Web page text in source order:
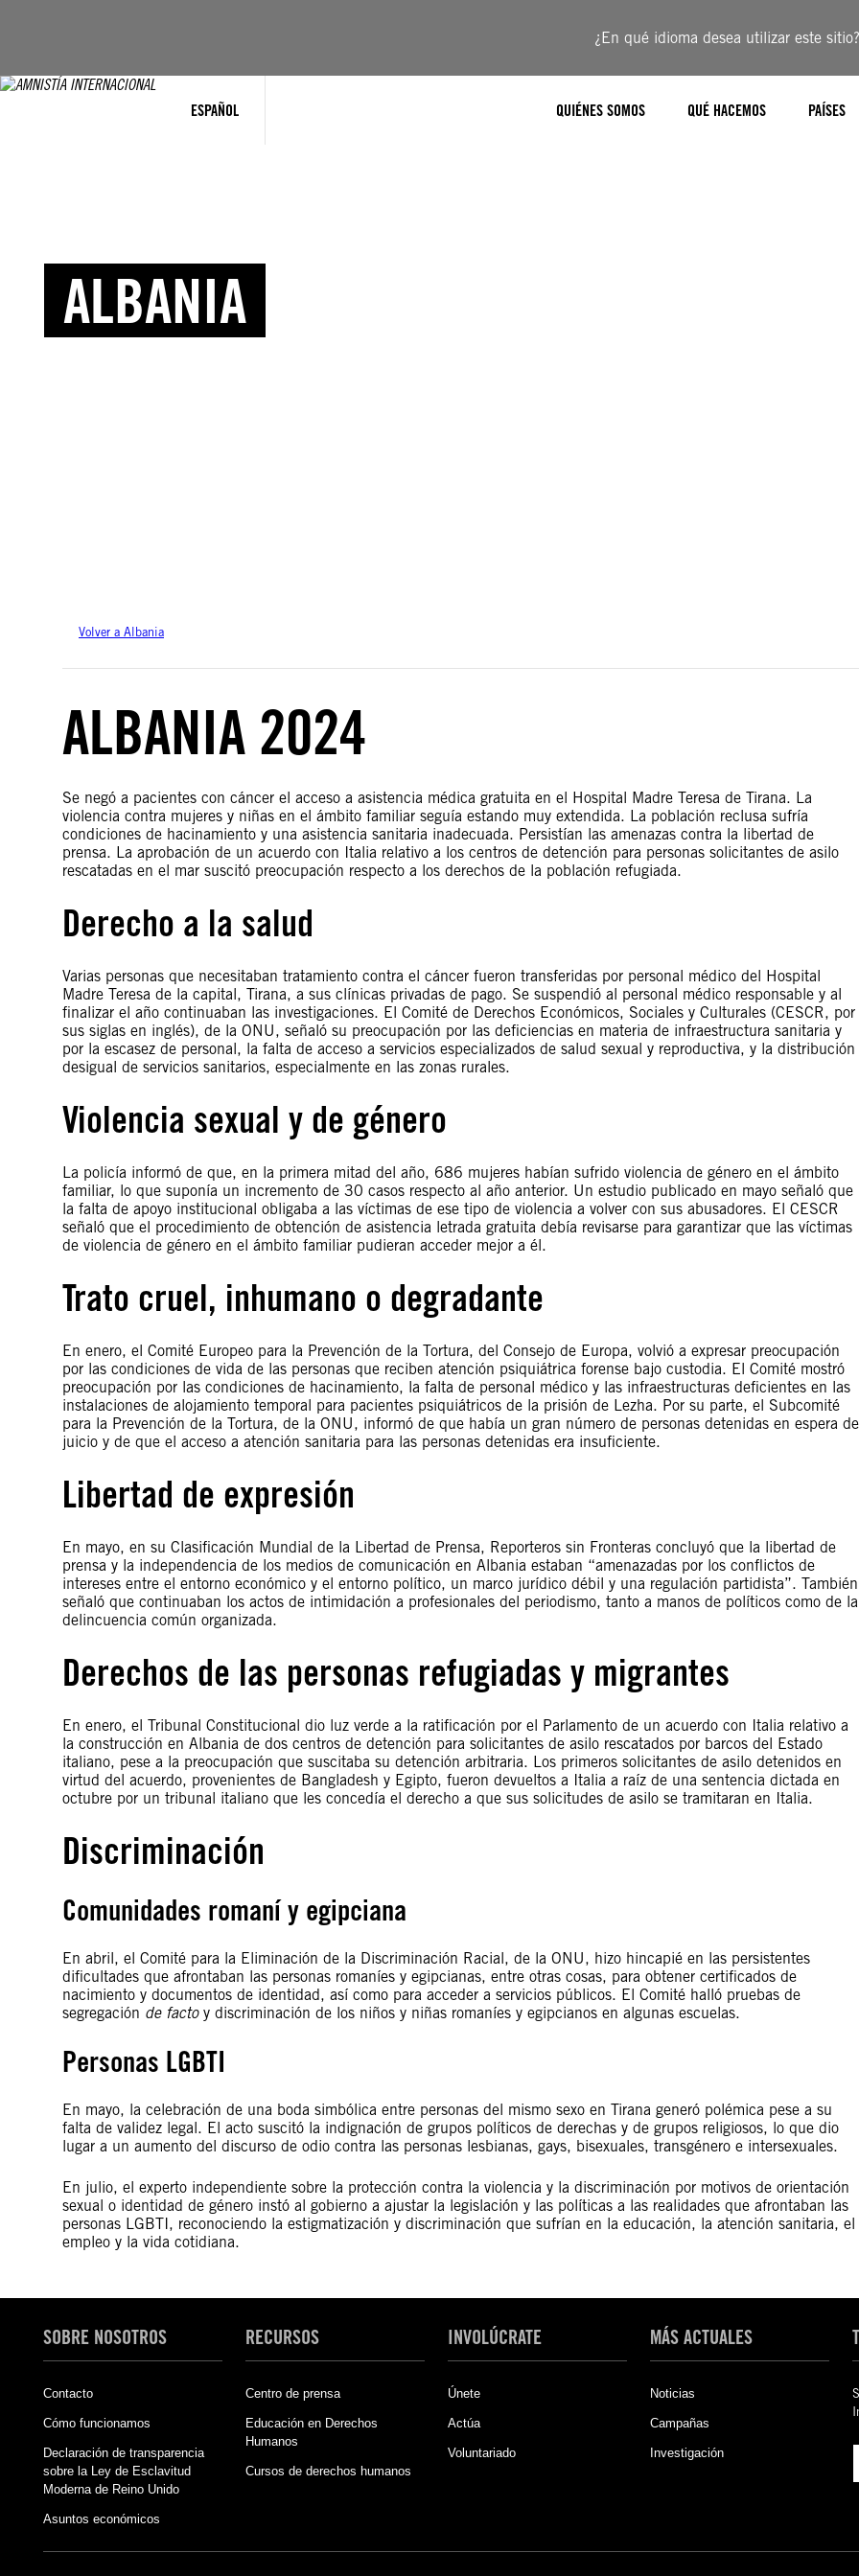
¿En qué idioma desea utilizar este sitio?
ESPAÑOL QUIÉNES SOMOS QUÉ HACEMOS PAÍSES
ALBANIA
Volver a Albania
ALBANIA 2024
Se negó a pacientes con cáncer el acceso a asistencia médica gratuita en el Hospital Madre Teresa de Tirana. La
violencia contra mujeres y niñas en el ámbito familiar seguía estando muy extendida. La población reclusa sufría
condiciones de hacinamiento y una asistencia sanitaria inadecuada. Persistían las amenazas contra la libertad de
prensa. La aprobación de un acuerdo con Italia relativo a los centros de detención para personas solicitantes de asilo
rescatadas en el mar suscitó preocupación respecto a los derechos de la población refugiada.
Derecho a la salud
Varias personas que necesitaban tratamiento contra el cáncer fueron transferidas por personal médico del Hospital
Madre Teresa de la capital, Tirana, a sus clínicas privadas de pago. Se suspendió al personal médico responsable y al
finalizar el año continuaban las investigaciones. El Comité de Derechos Económicos, Sociales y Culturales (CESCR, por
sus siglas en inglés), de la ONU, señaló su preocupación por las deficiencias en materia de infraestructura sanitaria y
por la escasez de personal, la falta de acceso a servicios especializados de salud sexual y reproductiva, y la distribución
desigual de servicios sanitarios, especialmente en las zonas rurales.
Violencia sexual y de género
La policía informó de que, en la primera mitad del año, 686 mujeres habían sufrido violencia de género en el ámbito
familiar, lo que suponía un incremento de 30 casos respecto al año anterior. Un estudio publicado en mayo señaló que
la falta de apoyo institucional obligaba a las víctimas de ese tipo de violencia a volver con sus abusadores. El CESCR
señaló que el procedimiento de obtención de asistencia letrada gratuita debía revisarse para garantizar que las víctimas
de violencia de género en el ámbito familiar pudieran acceder mejor a él.
Trato cruel, inhumano o degradante
En enero, el Comité Europeo para la Prevención de la Tortura, del Consejo de Europa, volvió a expresar preocupación
por las condiciones de vida de las personas que reciben atención psiquiátrica forense bajo custodia. El Comité mostró
preocupación por las condiciones de hacinamiento, la falta de personal médico y las infraestructuras deficientes en las
instalaciones de alojamiento temporal para pacientes psiquiátricos de la prisión de Lezha. Por su parte, el Subcomité
para la Prevención de la Tortura, de la ONU, informó de que había un gran número de personas detenidas en espera de
juicio y de que el acceso a atención sanitaria para las personas detenidas era insuficiente.
Libertad de expresión
En mayo, en su Clasificación Mundial de la Libertad de Prensa, Reporteros sin Fronteras concluyó que la libertad de
prensa y la independencia de los medios de comunicación en Albania estaban “amenazadas por los conflictos de
intereses entre el entorno económico y el entorno político, un marco jurídico débil y una regulación partidista”. También
señaló que continuaban los actos de intimidación a profesionales del periodismo, tanto a manos de políticos como de la
delincuencia común organizada.
Derechos de las personas refugiadas y migrantes
En enero, el Tribunal Constitucional dio luz verde a la ratificación por el Parlamento de un acuerdo con Italia relativo a
la construcción en Albania de dos centros de detención para solicitantes de asilo rescatados por barcos del Estado
italiano, pese a la preocupación que suscitaba su detención arbitraria. Los primeros solicitantes de asilo detenidos en
virtud del acuerdo, provenientes de Bangladesh y Egipto, fueron devueltos a Italia a raíz de una sentencia dictada en
octubre por un tribunal italiano que les concedía el derecho a que sus solicitudes de asilo se tramitaran en Italia.
Discriminación
Comunidades romaní y egipciana
En abril, el Comité para la Eliminación de la Discriminación Racial, de la ONU, hizo hincapié en las persistentes
dificultades que afrontaban las personas romaníes y egipcianas, entre otras cosas, para obtener certificados de
nacimiento y documentos de identidad, así como para acceder a servicios públicos. El Comité halló pruebas de
segregación de factoy discriminación de los niños y niñas romaníes y egipcianos en algunas escuelas.
Personas LGBTI
En mayo, la celebración de una boda simbólica entre personas del mismo sexo en Tirana generó polémica pese a su
falta de validez legal. El acto suscitó la indignación de grupos políticos de derechas y de grupos religiosos, lo que dio
lugar a un aumento del discurso de odio contra las personas lesbianas, gays, bisexuales, transgénero e intersexuales.
En julio, el experto independiente sobre la protección contra la violencia y la discriminación por motivos de orientación
sexual o identidad de género instó al gobierno a ajustar la legislación y las políticas a las realidades que afrontaban las
personas LGBTI, reconociendo la estigmatización y discriminación que sufrían en la educación, la atención sanitaria, el
empleo y la vida cotidiana.
SOBRE NOSOTROS
Contacto
Cómo funcionamos
Declaración de transparencia
sobre la Ley de Esclavitud
Moderna de Reino Unido
Asuntos económicos
RECURSOS
Centro de prensa
Educación en Derechos
Humanos
Cursos de derechos humanos
INVOLÚCRATE
Únete
Actúa
Voluntariado
MÁS ACTUALES
Noticias
Campañas
Investigación